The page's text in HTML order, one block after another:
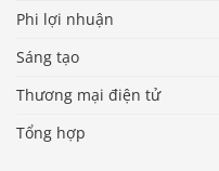
Phi lợi nhuận
Sáng tạo
Thương mại điện tử
Tổng hợp